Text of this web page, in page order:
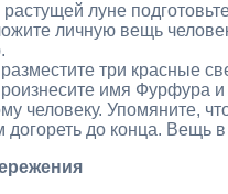
луне
личную вещь
три красные
имя Фурфура и
человеку. Упомяните,
догореть до конца. Вещь